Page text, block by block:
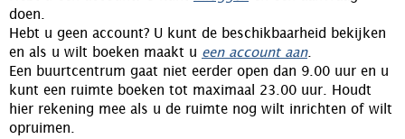
doen.
Hebt u geen account? U kunt de beschikbaarheid bekijken
en als u wilt boeken maakt u een account aan.
Een buurtcentrum gaat niet eerder open dan 9.00 uur en u
kunt een ruimte boeken tot maximaal 23.00 uur. Houdt
hier rekening mee als u de ruimte nog wilt inrichten of wilt
opruimen.